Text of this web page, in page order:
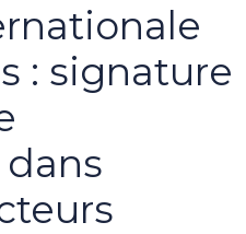
: signature